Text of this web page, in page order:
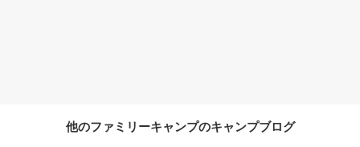
他のファミリーキャンプのキャンプブログ